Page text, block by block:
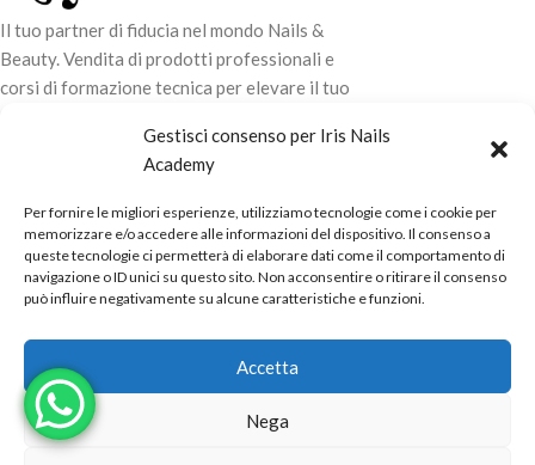
Gestisci consenso per Iris Nails
Academy
Per fornire le migliori esperienze, utilizziamo tecnologie come i cookie per
memorizzare e/o accedere alle informazioni del dispositivo. Il consenso a
queste tecnologie ci permetterà di elaborare dati come il comportamento di
navigazione o ID unici su questo sito. Non acconsentire o ritirare il consenso
può influire negativamente su alcune caratteristiche e funzioni.
Accetta
Nega
Il tuo partner di fiducia nel mondo Nails &
Beauty. Vendita di prodotti professionali e
corsi di formazione tecnica per elevare il tuo
LINK UTILI
ORARI NEGOZIO
Powered byReal.Pro.Webcopyright© 2026 in collaborazione con
Mac Sistemi